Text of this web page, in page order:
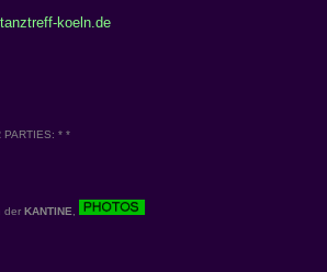
koeln.de
PARTIES: * *
der KANTINE,